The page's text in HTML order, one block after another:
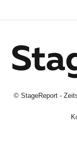
© StageReport -